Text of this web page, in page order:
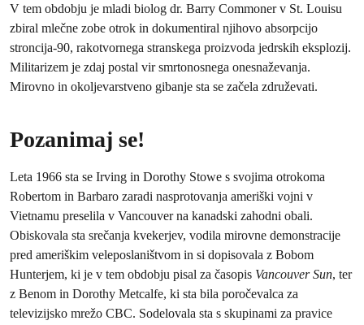
V tem obdobju je mladi biolog dr. Barry Commoner v St. Louisu
zbiral mlečne zobe otrok in dokumentiral njihovo absorpcijo
stroncija‑90, rakotvornega stranskega proizvoda jedrskih eksplozij.
Militarizem je zdaj postal vir smrtonosnega onesnaževanja.
Mirovno in okoljevarstveno gibanje sta se začela združevati.
Pozanimaj se!
Leta 1966 sta se Irving in Dorothy Stowe s svojima otrokoma
Robertom in Barbaro zaradi nasprotovanja ameriški vojni v
Vietnamu preselila v Vancouver na kanadski zahodni obali.
Obiskovala sta srečanja kvekerjev, vodila mirovne demonstracije
pred ameriškim veleposlaništvom in si dopisovala z Bobom
Hunterjem, ki je v tem obdobju pisal za časopis Vancouver Sun, ter
z Benom in Dorothy Metcalfe, ki sta bila poročevalca za
televizijsko mrežo CBC. Sodelovala sta s skupinami za pravice